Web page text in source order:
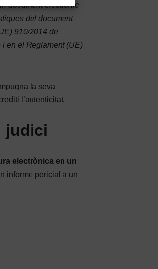
document electrònic
del document
910/2014 de
i en el Reglament (UE)
la seva
l’autenticitat.
judici
electrònica en un
informe pericial a un